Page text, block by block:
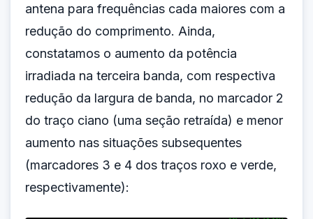
antena para frequências cada maiores com a
redução do comprimento. Ainda,
constatamos o aumento da potência
irradiada na terceira banda, com respectiva
redução da largura de banda, no marcador 2
do traço ciano (uma seção retraída) e menor
aumento nas situações subsequentes
(marcadores 3 e 4 dos traços roxo e verde,
respectivamente):